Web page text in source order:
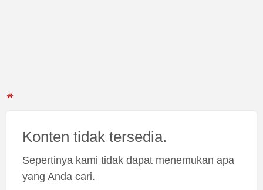
Konten tidak tersedia.
Sepertinya kami tidak dapat menemukan apa
yang Anda cari.